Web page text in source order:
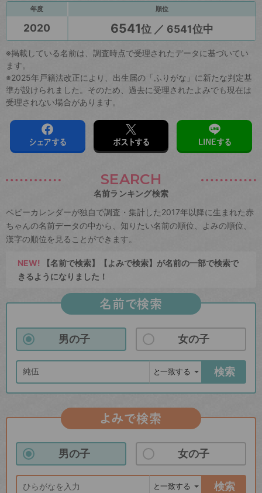
年度 順位
2020 6541位 ／ 6541位中
※掲載している名前は、調査時点で受理されたデータに基づいてい
ます。
※2025年戸籍法改正により、出生届の「ふりがな」に新たな判定基
準が設けられました。そのため、過去に受理されたよみでも現在は
受理されない場合があります。
シェアする ポストする LINEする
SEARCH
名前ランキング検索
ベビーカレンダーが独自で調査・集計した2017年以降に生まれた赤
ちゃんの名前データの中から、知りたい名前の順位、よみの順位、
漢字の順位を見ることができます。
NEW! 【名前で検索】【よみで検索】が名前の一部で検索で
きるようになりました！
名前で検索
男の子 女の子
検索
よみで検索
男の子 女の子
検索